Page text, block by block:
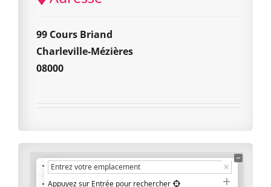
99 Cours Briand
Charleville-Mézières
08000
+
−Appuyez sur Entrée pour rechercher